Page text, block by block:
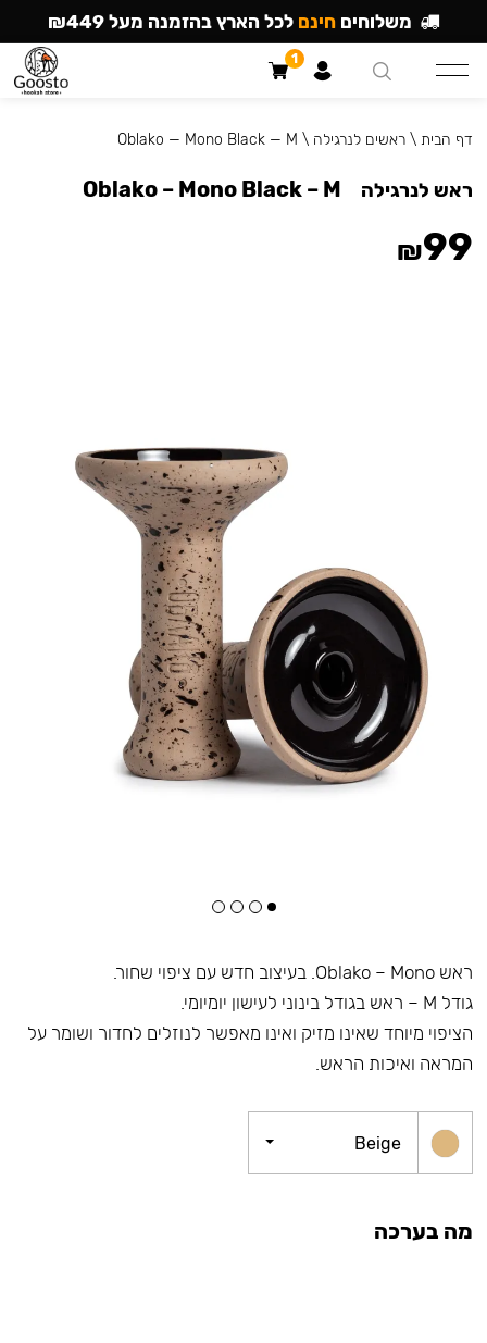
ראש Oblako – Mono. בעיצוב חדש עם ציפוי שחור.
גודל M – ראש בגודל בינוני לעישון יומיומי.
הציפוי מיוחד שאינו מזיק ואינו מאפשר לנוזלים לחדור ושומר על
המראה ואיכות הראש.
Beige
מה בערכה
דף הבית \ראשים לנרגילה \
Oblako — Mono Black — M
ראש לנרגילה Oblako – Mono Black – M
₪99
משלוחים חינם לכל הארץ בהזמנה מעל ₪449
1